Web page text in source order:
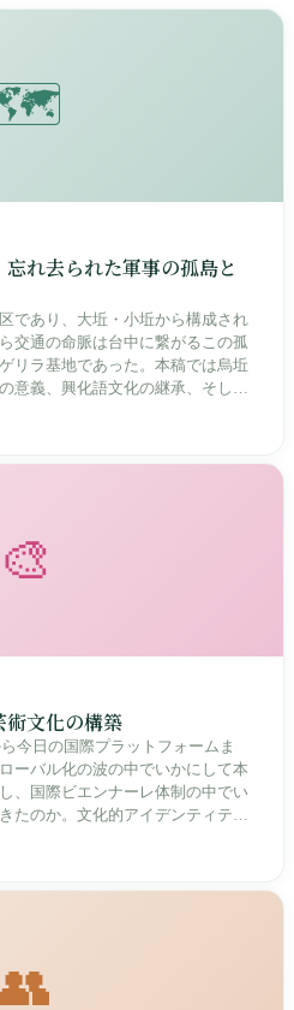
れ去られた軍事の孤島と
であり、大坵・小坵から構成され
交通の命脈は台中に繋がるこの孤
リラ基地であった。本稿では烏坵
意義、興化語文化の継承、そして
定をめぐる住民投票の論争を深く
🎨
術文化の構築
今日の国際プラットフォームま
ーバル化の波の中でいかにして本
、国際ビエンナーレ体制の中でい
たのか。文化的アイデンティティ
化の歴史。
👥